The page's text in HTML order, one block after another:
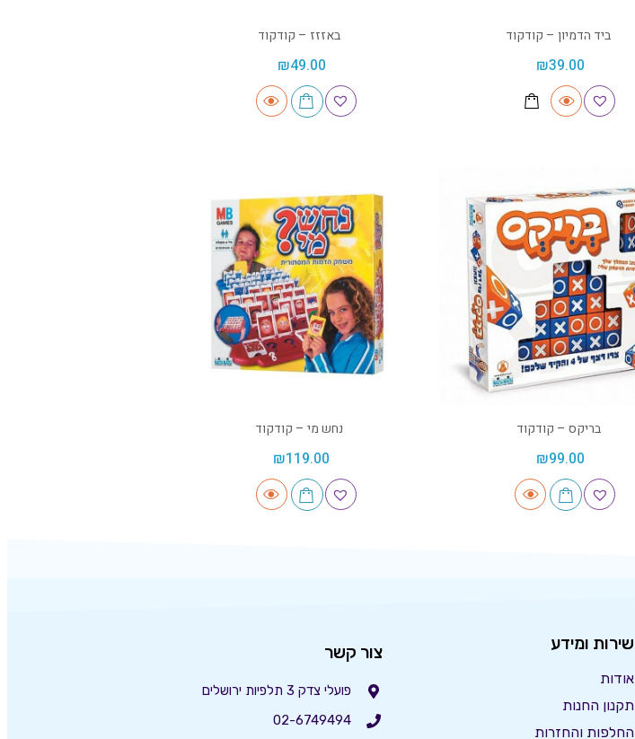
ביד הדמיון – קודקוד
₪39.00
באזזז – קודקוד
₪49.00
בריקס – קודקוד
₪99.00
נחש מי – קודקוד
₪119.00
שירות ומידע
אודות
תקנון החנות
החלפות והחזרות
צור קשר
פועלי צדק 3 תלפיות ירושלים
02-6749494